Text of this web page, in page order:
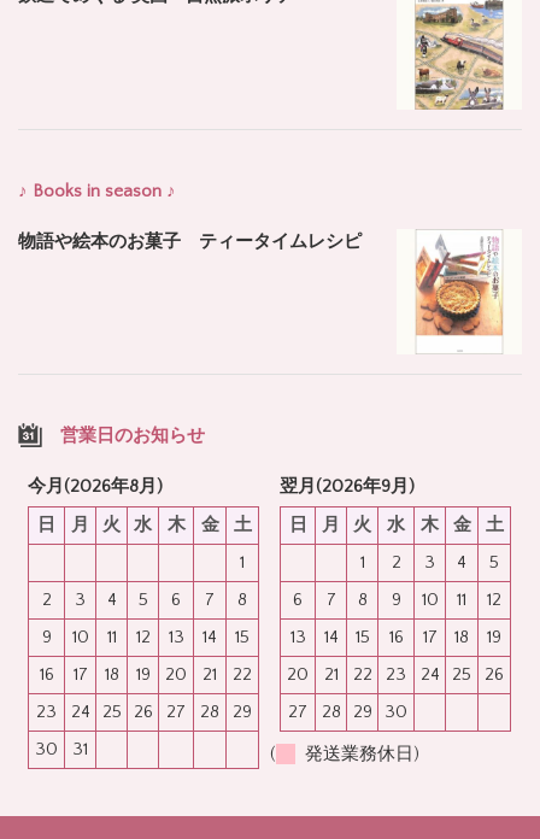
♪ Books in season ♪
物語や絵本のお菓子 ティータイムレシピ
営業日のお知らせ
今月(2026年8月)
日
月 火 水 木 金
土
1
2
3 4 5 6 7
8
9
10 11 12 13 14
15
16
17 18 19 20 21
22
23
24 25 26 27 28
29
30
31
翌月(2026年9月)
日
月 火 水 木 金
土
1
2 3 4
5
6
7 8 9 10 11
12
13
14 15 16 17 18
19
20
21 22 23 24 25
26
27
28 29 30
( 発送業務休日)